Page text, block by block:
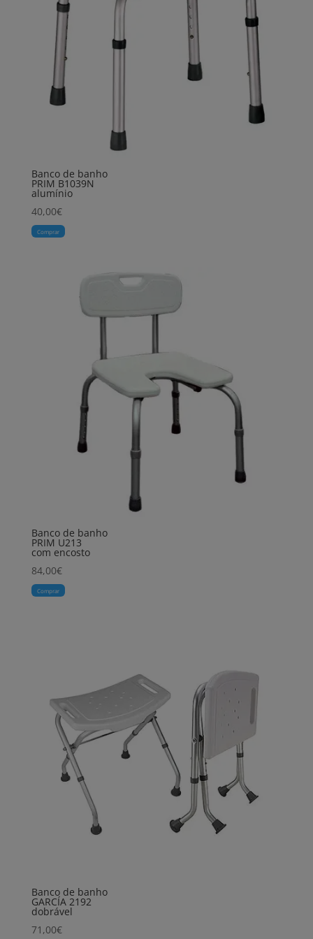
Banco de banho
PRIM B1039N
alumínio
40,00€
Comprar
Banco de banho
PRIM U213
com encosto
84,00€
Comprar
Banco de banho
GARCÍA 2192
dobrável
71,00€